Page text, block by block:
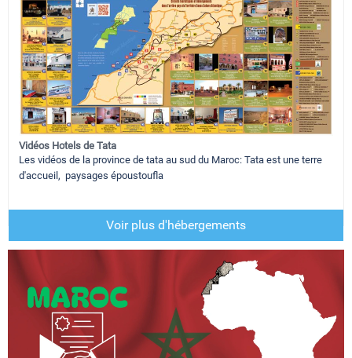
Vidéos Hotels de Tata
Les vidéos de la province de tata au sud du Maroc: Tata est une terre
d'accueil, paysages époustoufla
Voir plus d'hébergements